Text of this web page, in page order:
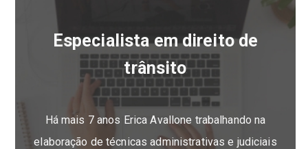
Especialista em direito de
trânsito
Há mais 7 anos Erica Avallone trabalhando na
elaboração de técnicas administrativas e judiciais